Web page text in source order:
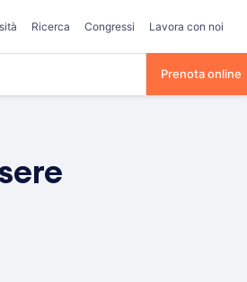
Ricerca Congressi Lavora con noi
Prenota online